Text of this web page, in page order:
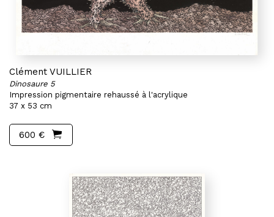
Clément VUILLIER
Dinosaure 5
Impression pigmentaire rehaussé à l'acrylique
37 x 53 cm
600 €